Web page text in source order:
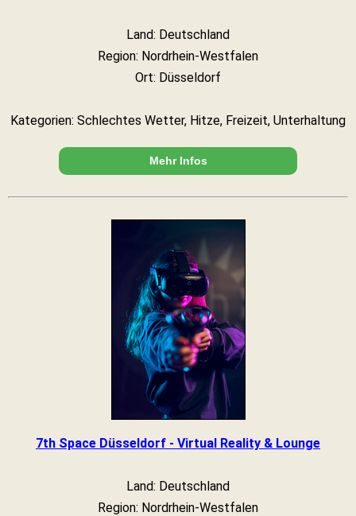
Land: Deutschland
Region: Nordrhein-Westfalen
Ort: Düsseldorf
Kategorien: Schlechtes Wetter, Hitze, Freizeit, Unterhaltung
Mehr Infos
7th Space Düsseldorf - Virtual Reality & Lounge
Land: Deutschland
Region: Nordrhein-Westfalen